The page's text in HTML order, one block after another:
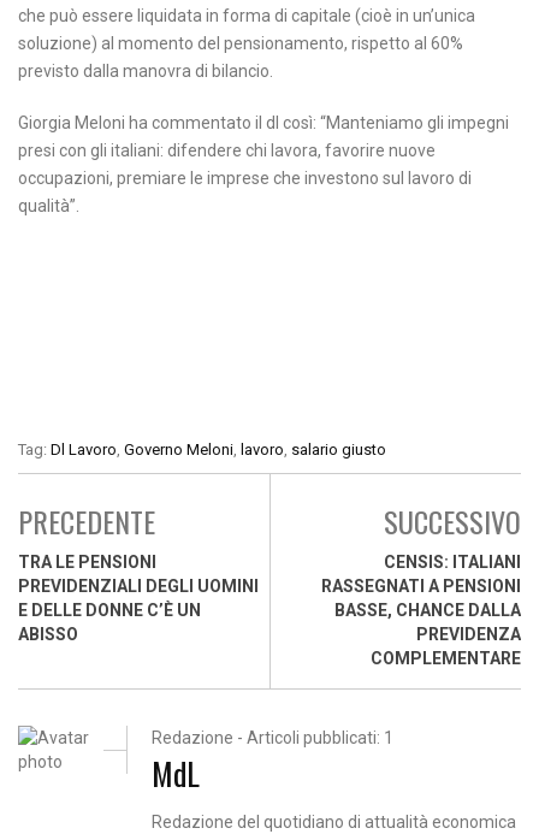
che può essere liquidata in forma di capitale (cioè in un’unica
soluzione) al momento del pensionamento, rispetto al 60%
previsto dalla manovra di bilancio.
Giorgia Meloni ha commentato il dl così: “Manteniamo gli impegni
presi con gli italiani: difendere chi lavora, favorire nuove
occupazioni, premiare le imprese che investono sul lavoro di
qualità”.
Tag: Dl Lavoro, Governo Meloni, lavoro, salario giusto
PRECEDENTE
TRA LE PENSIONI
PREVIDENZIALI DEGLI UOMINI
E DELLE DONNE C’È UN
ABISSO
SUCCESSIVO
CENSIS: ITALIANI
RASSEGNATI A PENSIONI
BASSE, CHANCE DALLA
PREVIDENZA
COMPLEMENTARE
Redazione - Articoli pubblicati: 1
MdL
Redazione del quotidiano di attualità economica